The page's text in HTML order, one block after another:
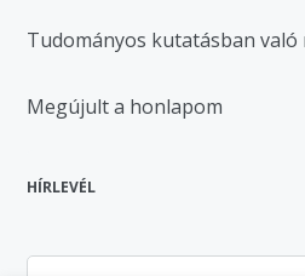
Tudományos kutatásban való
Megújult a honlapom
HÍRLEVÉL